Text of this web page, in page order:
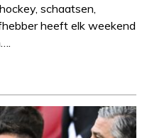
schaatsen,
heeft elk weekend